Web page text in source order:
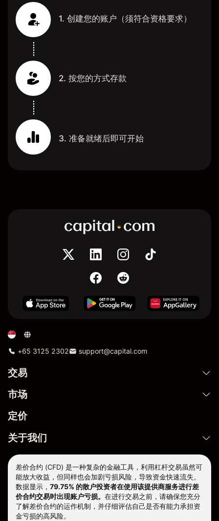
1. 创建您的账户（须符合资格要求）
2. 按您的方式存款
3. 准备就绪后即可开始
+65 3125 2302 support@capital.com
交易
市场
定价
关于我们
差价合约 (CFD) 是一种复杂的金融工具，利用杠杆交易虽然可
能放大收益，但同样也会加剧亏损风险，导致资金快速流失。
数据显示， 79.75% 的散户投资者在使用该提供商服务进行差
价合约交易时出现账户亏损。 在进行交易之前，请确保您充分
了解差价合约的运作机制，并仔细评估自己是否有能力承担资
金亏损的高风险。